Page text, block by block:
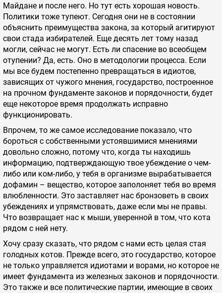
Майдане и после него. Но тут есть хорошая новость.
Политики тоже тупеют. Сегодня они не в состоянии
объяснить преимущества закона, за который агитируют
свои стада избирателей. Еще десять лет тому назад
могли, сейчас не могут. Есть ли спасение во всеобщем
отупении? Да, есть. Оно в методологии процесса. Если
мы все будем постепенно превращаться в идиотов,
зависящих от чужого мнения, государство, построенное
на прочном фундаменте законов и порядочности, будет
еще некоторое время продолжать исправно
функционировать.
Впрочем, то же самое исследование показало, что
бороться с собственными устоявшимися мнениями
довольно сложно, потому что, когда ты находишь
информацию, подтверждающую твое убеждение о чем-
либо или ком-либо, у тебя в организме вырабатывается
дофамин – вещество, которое заполоняет тебя во время
влюбленности. Это заставляет нас бронзоветь в своих
убеждениях и упрямствовать, даже если мы не правы.
Что возвращает нас к мыши, уверенной в том, что кота
рядом с ней нету.
Хочу сразу сказать, что рядом с нами есть целая стая
голодных котов. Прежде всего, это государство, которое
не только управляется идиотами и ворами, но которое не
имеет фундамента из железных законов и порядочности.
Это также и все политические партии, имеющие в своих